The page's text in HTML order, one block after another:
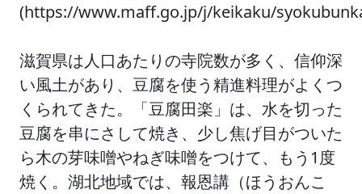
(https://www.maff.go.jp/j/keikaku/
滋賀県は人口あたりの寺院数が多く、信仰深
い風土があり、豆腐を使う精進料理がよくつ
くられてきた。「豆腐田楽」は、水を切った
豆腐を串にさして焼き、少し焦げ目がついた
ら木の芽味噌やねぎ味噌をつけて、もう1度
焼く。湖北地域では、報恩講（ほうおんこ